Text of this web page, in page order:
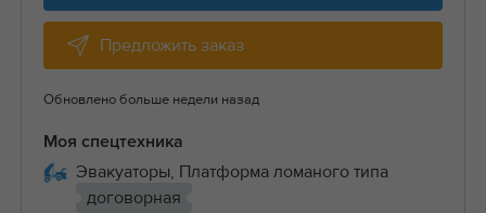
Предложить заказ
Обновлено больше недели назад
Моя спецтехника
Эвакуаторы, Платформа ломаного типа
договорная